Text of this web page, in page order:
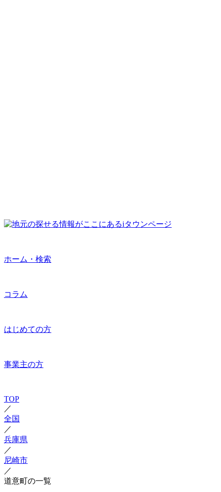
ホーム・検索
コラム
はじめての方
事業主の方
TOP
／
全国
／
兵庫県
／
尼崎市
／
道意町の一覧